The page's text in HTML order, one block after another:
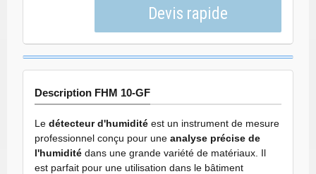
Description FHM 10-GF
Le détecteur d'humidité est un instrument de mesure
professionnel conçu pour une analyse précise de
l'humidité dans une grande variété de matériaux. Il
est parfait pour une utilisation dans le bâtiment